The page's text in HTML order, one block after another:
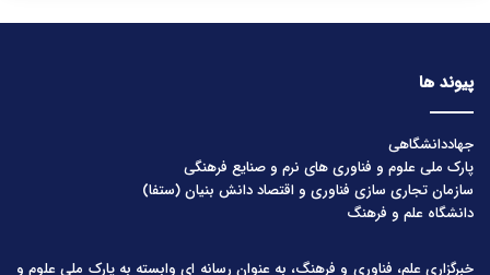
پیوند ها
جهاددانشگاهی
پارک ملی علوم و فناوری های نرم و صنایع فرهنگی
سازمان تجاری سازی فناوری و اقتصاد دانش بنیان (ستفا)
دانشگاه علم و فرهنگ
خبرگزاری علم، فناوری و فرهنگ، به عنوان رسانه ای وابسته به پارک ملی علوم و